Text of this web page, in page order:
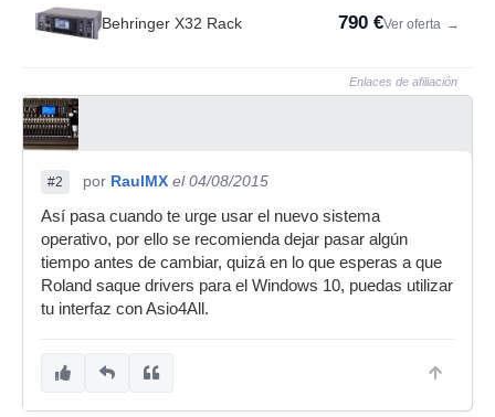
Behringer X32 Rack 790 €Ver oferta →
Enlaces de afiliación
#2 por RaulMX el 04/08/2015
Así pasa cuando te urge usar el nuevo sistema
operativo, por ello se recomienda dejar pasar algún
tiempo antes de cambiar, quizá en lo que esperas a que
Roland saque drivers para el Windows 10, puedas utilizar
tu interfaz con Asio4All.